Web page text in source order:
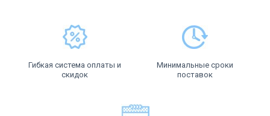
Гибкая система оплаты и
скидок
Минимальные сроки
поставок